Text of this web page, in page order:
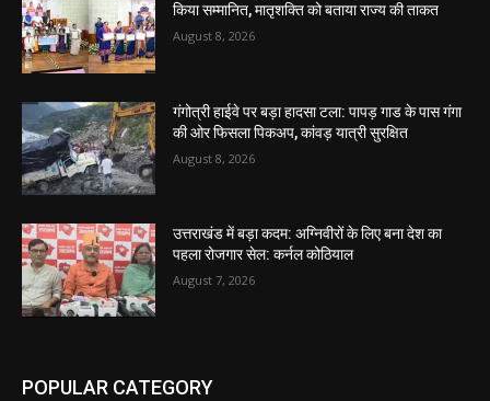
किया सम्मानित, मातृशक्ति को बताया राज्य की ताकत
August 8, 2026
गंगोत्री हाईवे पर बड़ा हादसा टला: पापड़ गाड के पास गंगा
की ओर फिसला पिकअप, कांवड़ यात्री सुरक्षित
August 8, 2026
उत्तराखंड में बड़ा कदम: अग्निवीरों के लिए बना देश का
पहला रोजगार सेल: कर्नल कोठियाल
August 7, 2026
POPULAR CATEGORY